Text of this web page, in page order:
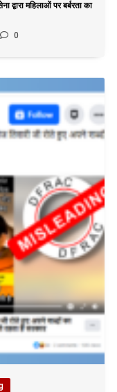
द्वारा महिलाओं पर बर्बरता का
0